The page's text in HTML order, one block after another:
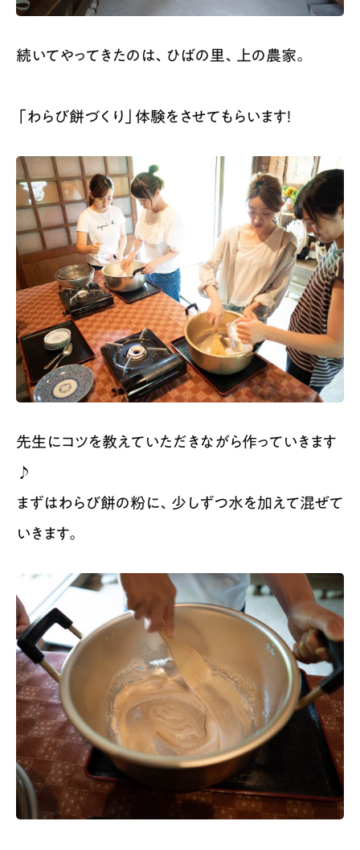
続いてやってきたのは、ひばの里、上の農家。
「わらび餅づくり」体験をさせてもらいます！
先生にコツを教えていただきながら作っていきます
♪
まずはわらび餅の粉に、少しずつ水を加えて混ぜて
いきます。